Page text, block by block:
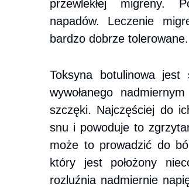
przewlekłej migreny.
napadów. Leczenie
bardzo dobrze tolerowane.
Toksyna botulinowa jest
wywołanego
szczęki. Najczęściej do
snu i powoduje to
może to prowadzić do
który jest położony
rozluźnia nadmiernie